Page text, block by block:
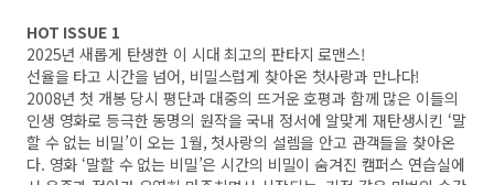
HOT ISSUE 1
2025년 새롭게 탄생한 이 시대 최고의 판타지 로맨스!
선율을 타고 시간을 넘어, 비밀스럽게 찾아온 첫사랑과 만나다!
2008년 첫 개봉 당시 평단과 대중의 뜨거운 호평과 함께 많은 이들의
인생 영화로 등극한 동명의 원작을 국내 정서에 알맞게 재탄생시킨 ‘말
할 수 없는 비밀’이 오는 1월, 첫사랑의 설렘을 안고 관객들을 찾아온
다. 영화 ‘말할 수 없는 비밀’은 시간의 비밀이 숨겨진 캠퍼스 연습실에